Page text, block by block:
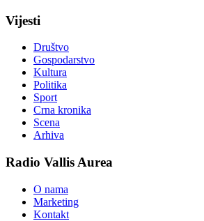
Vijesti
Društvo
Gospodarstvo
Kultura
Politika
Sport
Crna kronika
Scena
Arhiva
Radio Vallis Aurea
O nama
Marketing
Kontakt